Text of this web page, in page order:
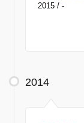
2015 / -
2014